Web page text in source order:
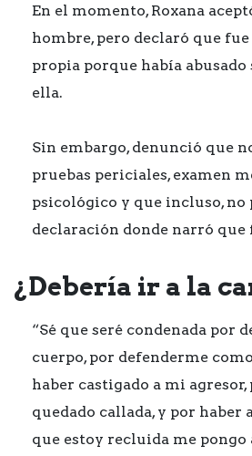
En el momento, Roxana
hombre, pero declaró que fue
propia porque había abusado
ella.
Sin embargo, denunció que
pruebas periciales, examen
psicológico y que incluso, no
declaración donde narró que
¿Debería ir a la
“Sé que seré condenada por
cuerpo, por defenderme
haber castigado a mi
quedado callada, y por haber
que estoy recluida me pongo